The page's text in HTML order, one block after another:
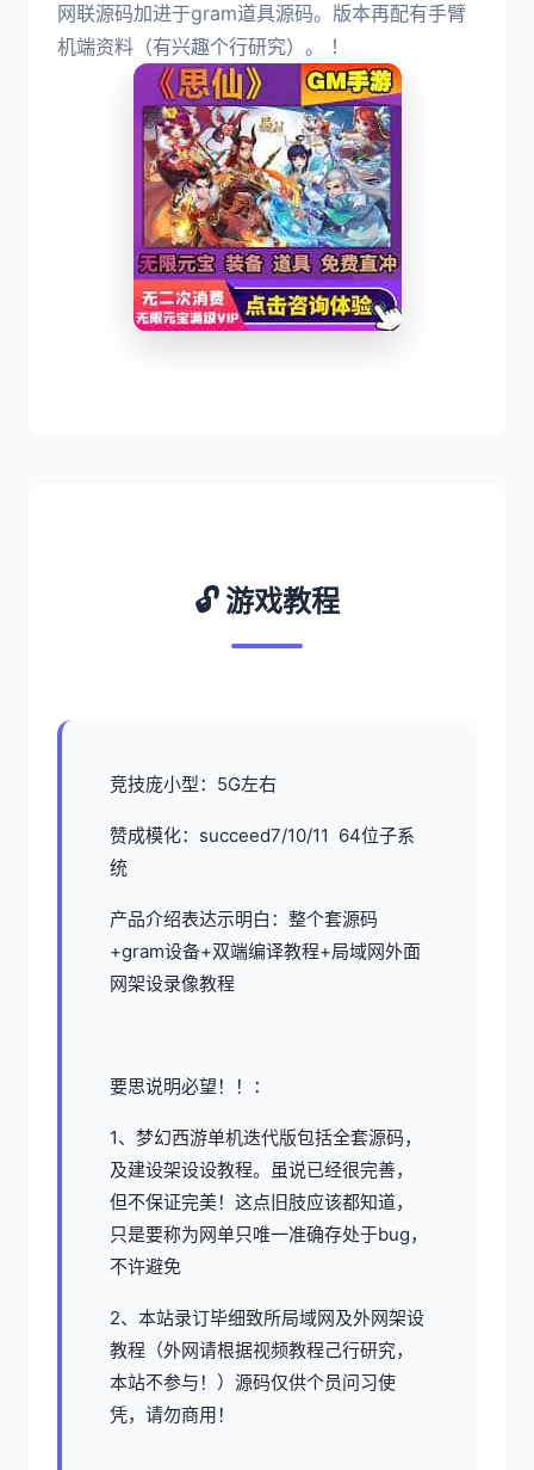
网联源码加进于gram道具源码。版本再配有手臂
机端资料（有兴趣个行研究）。 ！
🔓 游戏教程
竞技庞小型：5G左右
赞成模化：succeed7/10/11 64位子系
统
产品介绍表达示明白：整个套源码
+gram设备+双端编译教程+局域网外面
网架设录像教程
要思说明必望！！：
1、 梦幻西游单机迭代版包括全套源码，
及建设架设设教程。虽说已经很完善，
但不保证完美！这点旧肢应该都知道，
只是要称为网单只唯一准确存处于bug，
不许避免
2、本站录订毕细致所局域网及外网架设
教程（外网请根据视频教程己行研究，
本站不参与！）源码仅供个员问习使
凭，请勿商用！